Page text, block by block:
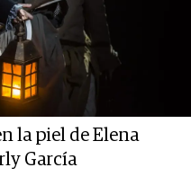
la piel de Elena
García